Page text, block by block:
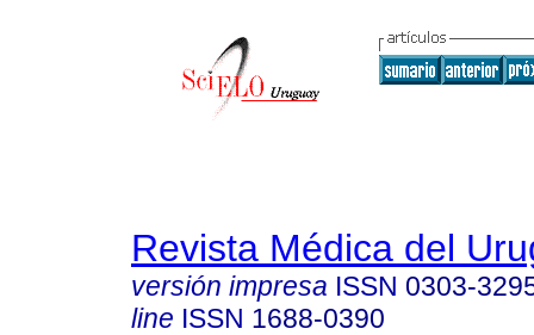
Revista Médica del
versión impresa ISSN 0303-
line ISSN 1688-0390